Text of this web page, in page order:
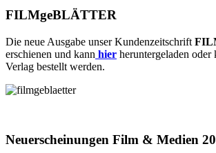
FILMgeBLÄTTER
Die neue Ausgabe unser Kundenzeitschrift
erschienen und kann hier heruntergeladen oder
Verlag bestellt werden.
Neuerscheinungen Film & Medien